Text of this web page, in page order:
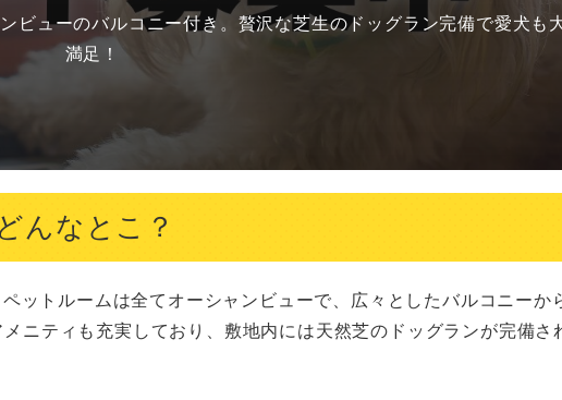
ビューのバルコニー付き。贅沢な芝生のドッグラン完備で愛犬も
満足！
んなとこ？
ットルームは全てオーシャンビューで、広々としたバルコニーか
ニティも充実しており、敷地内には天然芝のドッグランが完備さ